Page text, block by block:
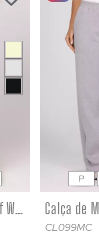
Calça de Moletom Off White Feminino Soltinho
CL099MC
P